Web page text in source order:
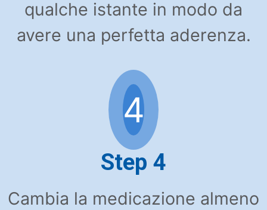
qualche istante in modo da
avere una perfetta aderenza.
4
Step 4
Cambia la medicazione almeno